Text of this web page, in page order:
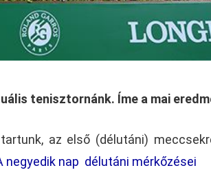
tenisztornánk. Íme a mai
az első (délutáni)
negyedik nap délutáni mérkőzései